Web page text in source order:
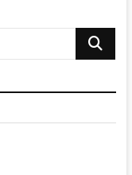
Buscar